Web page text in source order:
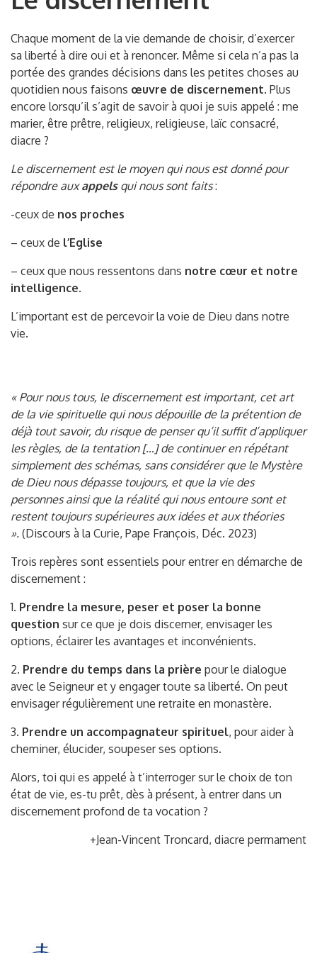
Chaque moment de la vie demande de choisir, d’exercer
sa liberté à dire oui et à renoncer. Même si cela n’a pas la
portée des grandes décisions dans les petites choses au
quotidien nous faisons œuvre de discernement. Plus
encore lorsqu’il s’agit de savoir à quoi je suis appelé : me
marier, être prêtre, religieux, religieuse, laïc consacré,
diacre ?
Le discernement est le moyen qui nous est donné pour
répondre auxappelsqui nous sont faits:
-ceux de nos proches
– ceux de l’Eglise
– ceux que nous ressentons dans notre cœur et notre
intelligence.
L’important est de percevoir la voie de Dieu dans notre
vie.
« Pour nous tous, le discernement est important, cet art
de la vie spirituelle qui nous dépouille de la prétention de
déjà tout savoir, du risque de penser qu’il suffit d’appliquer
les règles, de la tentation […] de continuer en répétant
simplement des schémas, sans considérer que le Mystère
de Dieu nous dépasse toujours, et que la vie des
personnes ainsi que la réalité qui nous entoure sont et
restent toujours supérieures aux idées et aux théories
». (Discours à la Curie, Pape François, Déc. 2023)
Trois repères sont essentiels pour entrer en démarche de
discernement :
1. Prendre la mesure, peser et poser la bonne
question sur ce que je dois discerner, envisager les
options, éclairer les avantages et inconvénients.
2. Prendre du temps dans la prière pour le dialogue
avec le Seigneur et y engager toute sa liberté. On peut
envisager régulièrement une retraite en monastère.
3. Prendre un accompagnateur spirituel, pour aider à
cheminer, élucider, soupeser ses options.
Alors, toi qui es appelé à t’interroger sur le choix de ton
état de vie, es-tu prêt, dès à présent, à entrer dans un
discernement profond de ta vocation ?
+Jean-Vincent Troncard, diacre permament